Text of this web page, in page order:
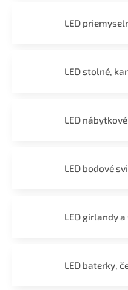
LED
LED stolné,
LED
LED bodové
LED girlandy
LED baterky,